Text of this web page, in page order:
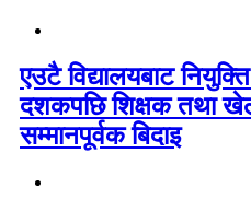
एउटै विद्यालयबाट
दशकपछि शिक्षक तथा
सम्मानपूर्वक बिदाइ